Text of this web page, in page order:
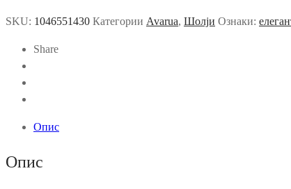
SKU: 1046551430 Категории Avarua, Шолји Ознаки:
Share
Опис
Опис